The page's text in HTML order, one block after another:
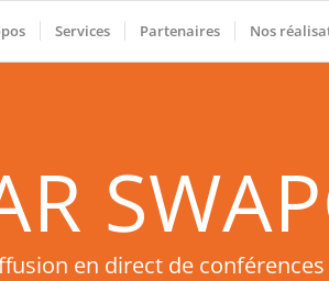
Services Partenaires Nos
en direct de